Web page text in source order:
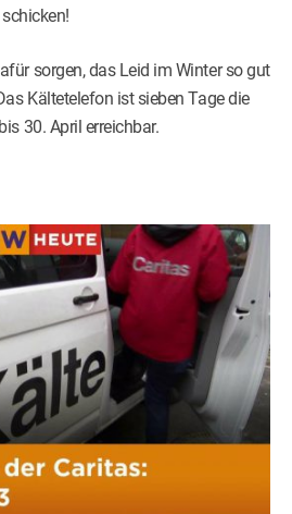
sorgen, das Leid im Winter so gut
Kältetelefon ist sieben Tage die
30. April erreichbar.